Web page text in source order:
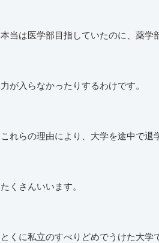
本当は医学部目指していたのに、薬学
力が入らなかったりするわけです。
これらの理由により、大学を途中で退
たくさんいいます。
とくに私立のすべりどめでうけた大学